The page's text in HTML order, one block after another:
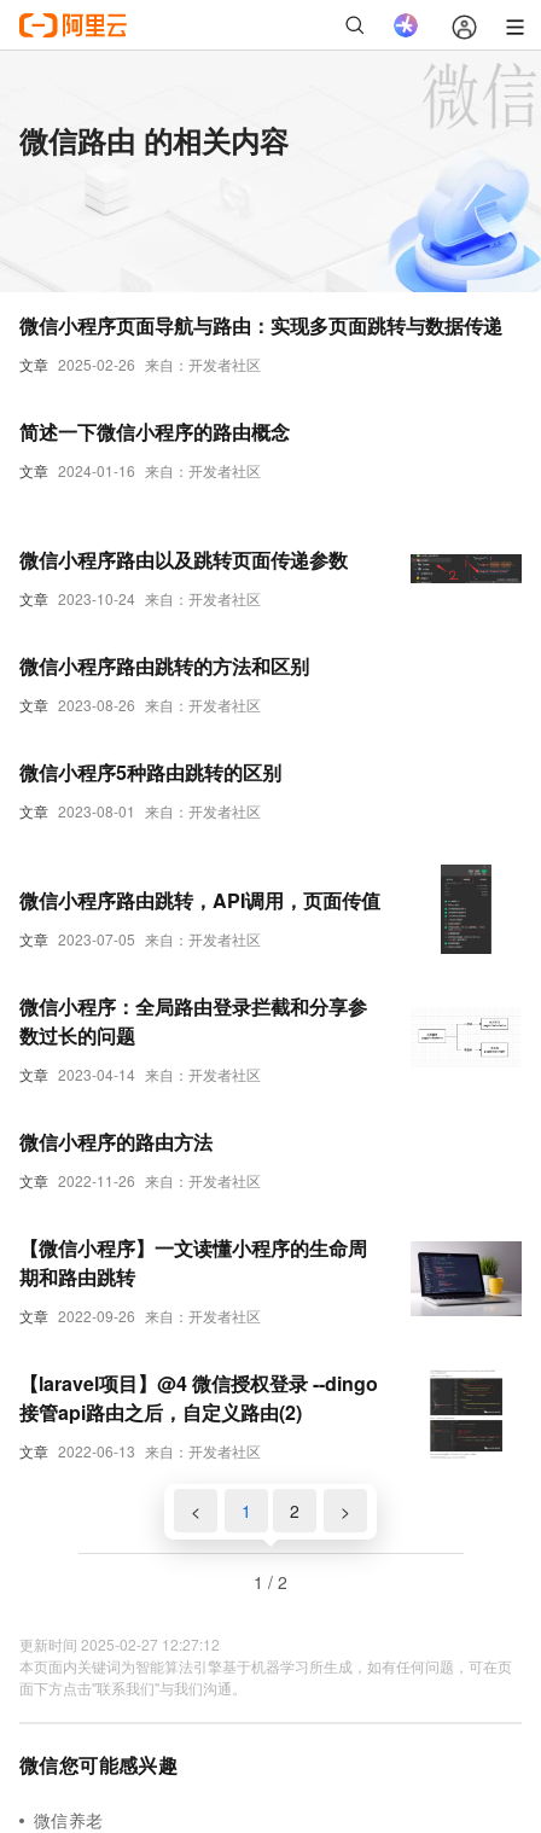
微信路由 的相关内容
文章 2025-02-26 来自：开发者社区
微信小程序页面导航与路由：实现多页面跳转与数据传递
文章 2024-01-16 来自：开发者社区
简述一下微信小程序的路由概念
文章 2023-10-24 来自：开发者社区
微信小程序路由以及跳转页面传递参数
文章 2023-08-26 来自：开发者社区
微信小程序路由跳转的方法和区别
文章 2023-08-01 来自：开发者社区
微信小程序5种路由跳转的区别
文章 2023-07-05 来自：开发者社区
微信小程序路由跳转，API调用，页面传值
文章 2023-04-14 来自：开发者社区
微信小程序：全局路由登录拦截和分享参
数过长的问题
文章 2022-11-26 来自：开发者社区
微信小程序的路由方法
文章 2022-09-26 来自：开发者社区
【微信小程序】一文读懂小程序的生命周
期和路由跳转
文章 2022-06-13 来自：开发者社区
【laravel项目】@4 微信授权登录 --dingo
接管api路由之后，自定义路由(2)
< 1 2 >
1 / 2
更新时间 2025-02-27 12:27:12
本页面内关键词为智能算法引擎基于机器学习所生成，如有任何问题，可在页
面下方点击"联系我们"与我们沟通。
微信您可能感兴趣
微信养老